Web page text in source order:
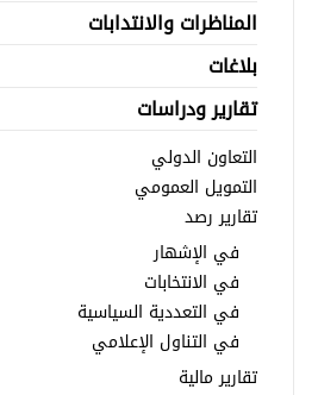
المناظرات والانتدابات
بلاغات
تقارير ودراسات
التعاون الدولي
التمويل العمومي
تقارير رصد
في الإشهار
في الانتخابات
في التعددية السياسية
في التناول الإعلامي
تقارير مالية